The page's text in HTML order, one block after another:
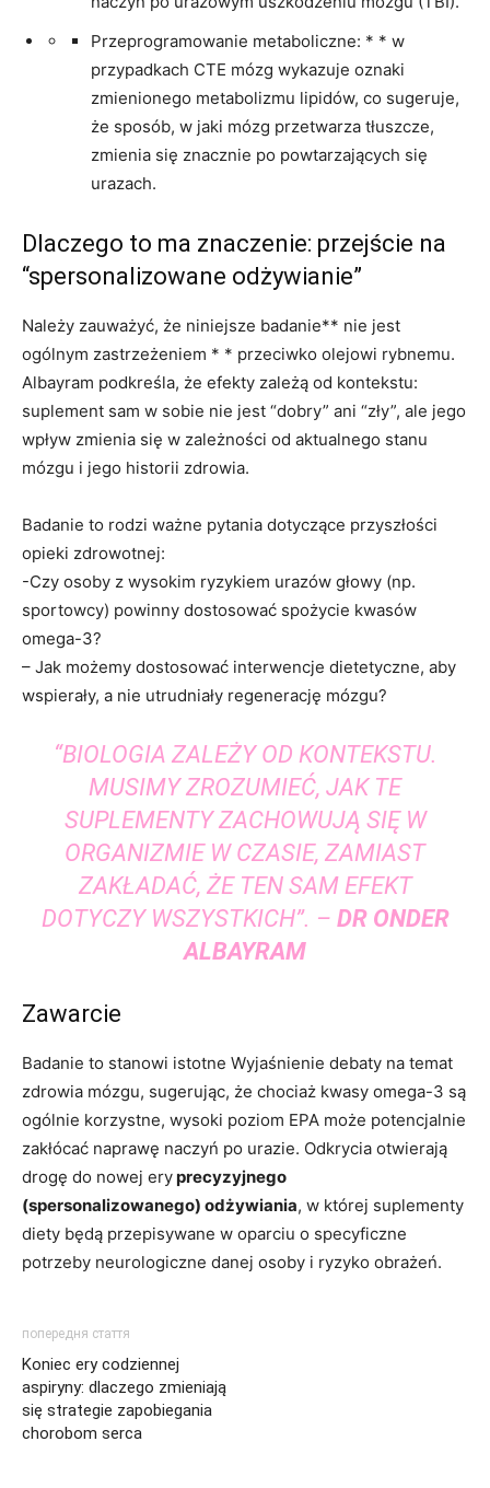
Przeprogramowanie metaboliczne: * * w
przypadkach CTE mózg wykazuje oznaki
zmienionego metabolizmu lipidów, co sugeruje,
że sposób, w jaki mózg przetwarza tłuszcze,
zmienia się znacznie po powtarzających się
urazach.
Dlaczego to ma znaczenie: przejście na
“spersonalizowane odżywianie”
Należy zauważyć, że niniejsze badanie** nie jest
ogólnym zastrzeżeniem * * przeciwko olejowi rybnemu.
Albayram podkreśla, że efekty zależą od kontekstu:
suplement sam w sobie nie jest “dobry” ani “zły”, ale jego
wpływ zmienia się w zależności od aktualnego stanu
mózgu i jego historii zdrowia.
Badanie to rodzi ważne pytania dotyczące przyszłości
opieki zdrowotnej:
-Czy osoby z wysokim ryzykiem urazów głowy (np.
sportowcy) powinny dostosować spożycie kwasów
omega-3?
– Jak możemy dostosować interwencje dietetyczne, aby
wspierały, a nie utrudniały regenerację mózgu?
“BIOLOGIA ZALEŻY OD KONTEKSTU.
MUSIMY ZROZUMIEĆ, JAK TE
SUPLEMENTY ZACHOWUJĄ SIĘ W
ORGANIZMIE W CZASIE, ZAMIAST
ZAKŁADAĆ, ŻE TEN SAM EFEKT
DOTYCZY WSZYSTKICH”. – DR ONDER
ALBAYRAM
Zawarcie
Badanie to stanowi istotne Wyjaśnienie debaty na temat
zdrowia mózgu, sugerując, że chociaż kwasy omega-3 są
ogólnie korzystne, wysoki poziom EPA może potencjalnie
zakłócać naprawę naczyń po urazie. Odkrycia otwierają
drogę do nowej eryprecyzyjnego
(spersonalizowanego) odżywiania, w której suplementy
diety będą przepisywane w oparciu o specyficzne
potrzeby neurologiczne danej osoby i ryzyko obrażeń.
попередня стаття
Koniec ery codziennej
aspiryny: dlaczego zmieniają
się strategie zapobiegania
chorobom serca